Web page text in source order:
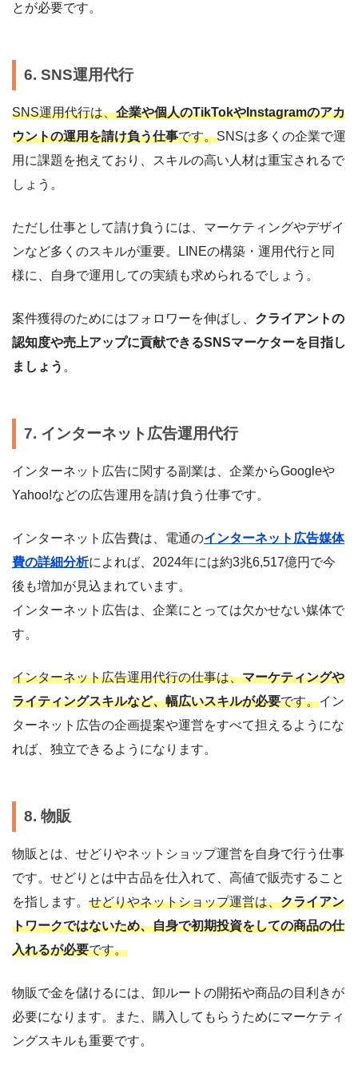
とが必要です。
6. SNS運用代行
SNS運用代行は、企業や個人のTikTokやInstagramのアカ
ウントの運用を請け負う仕事です。SNSは多くの企業で運
用に課題を抱えており、スキルの高い人材は重宝されるで
しょう。
ただし仕事として請け負うには、マーケティングやデザイ
ンなど多くのスキルが重要。LINEの構築・運用代行と同
様に、自身で運用しての実績も求められるでしょう。
案件獲得のためにはフォロワーを伸ばし、 クライアントの
認知度や売上アップに貢献できるSNSマーケターを目指し
ましょう 。
7. インターネット広告運用代行
インターネット広告に関する副業は、企業からGoogleや
Yahoo!などの広告運用を請け負う仕事です。
インターネット広告費は、電通のインターネット広告媒体
費の詳細分析によれば、2024年には約3兆6,517億円で今
後も増加が見込まれています。
インターネット広告は、企業にとっては欠かせない媒体で
す。
インターネット広告運用代行の仕事は、マーケティングや
ライティングスキルなど、幅広いスキルが必要です。イン
ターネット広告の企画提案や運営をすべて担えるようにな
れば、独立できるようになります。
8. 物販
物販とは、せどりやネットショップ運営を自身で行う仕事
です。せどりとは中古品を仕入れて、高値で販売すること
を指します。 せどりやネットショップ運営は、クライアン
トワークではないため、自身で初期投資をしての商品の仕
入れるが必要です。
物販で金を儲けるには、卸ルートの開拓や商品の目利きが
必要になります。また、購入してもらうためにマーケティ
ングスキルも重要です。